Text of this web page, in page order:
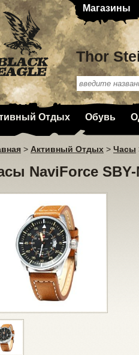
Магазины
Thor
Отдых Обувь
> Активный Отдых > Часы
NaviForce SBY-